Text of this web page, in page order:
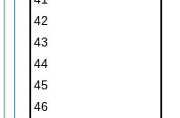
42
43
44
45
46